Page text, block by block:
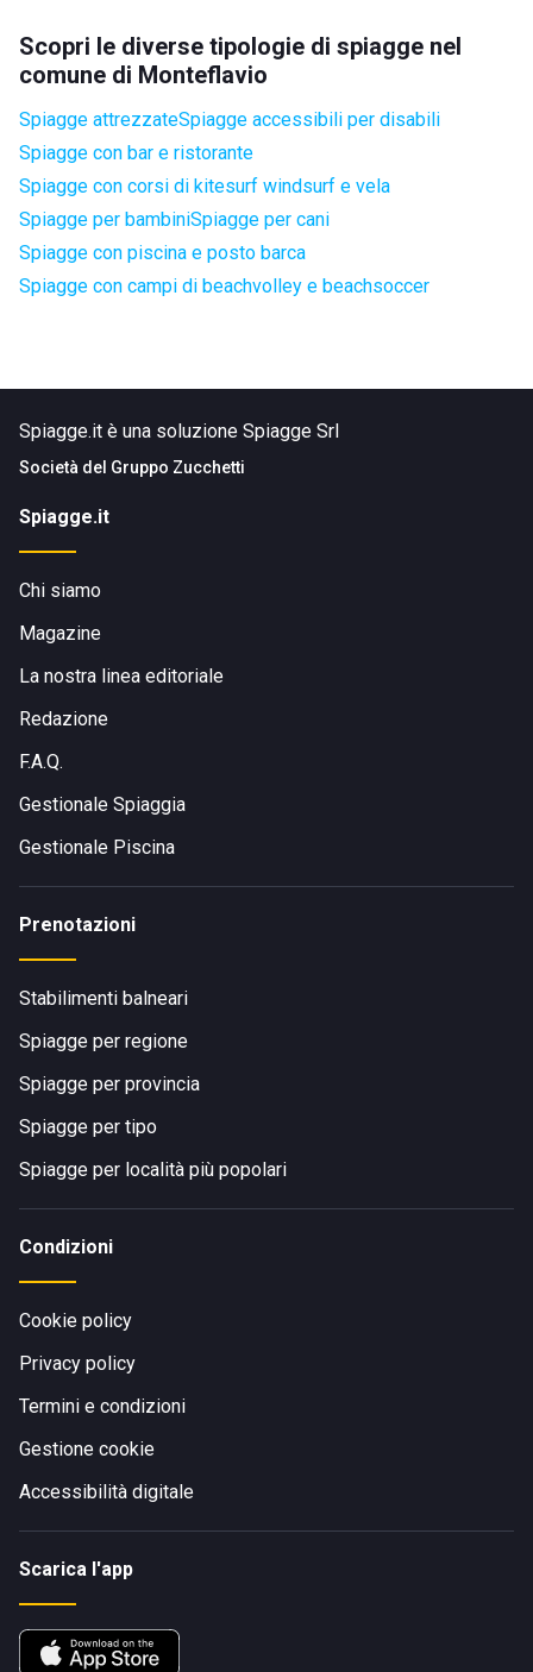
Scopri le diverse tipologie di spiagge nel
comune di Monteflavio
Spiagge attrezzateSpiagge accessibili per disabili
Spiagge con bar e ristorante
Spiagge con corsi di kitesurf windsurf e vela
Spiagge per bambiniSpiagge per cani
Spiagge con piscina e posto barca
Spiagge con campi di beachvolley e beachsoccer
Spiagge.it è una soluzione Spiagge Srl
Società del Gruppo Zucchetti
Spiagge.it
Chi siamo
Magazine
La nostra linea editoriale
Redazione
F.A.Q.
Gestionale Spiaggia
Gestionale Piscina
Prenotazioni
Stabilimenti balneari
Spiagge per regione
Spiagge per provincia
Spiagge per tipo
Spiagge per località più popolari
Condizioni
Cookie policy
Privacy policy
Termini e condizioni
Gestione cookie
Accessibilità digitale
Scarica l'app